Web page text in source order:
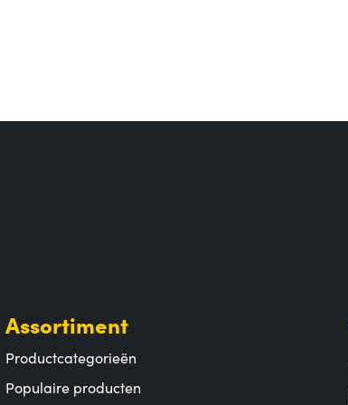
Assortiment
Productcategorieën
Populaire producten